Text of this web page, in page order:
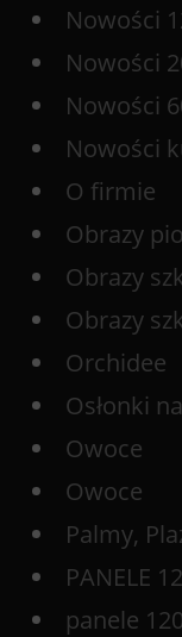
Nowości
Nowości
Nowości
Nowości
O firmie
Obrazy
Obrazy
Obrazy
Orchidee
Osłonki
Owoce
Owoce
Palmy,
PANELE
panele